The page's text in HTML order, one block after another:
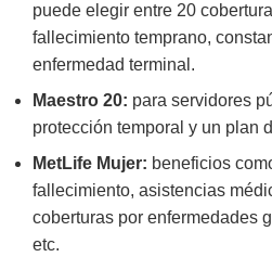
puede elegir entre 20
fallecimiento temprano,
enfermedad terminal.
Maestro 20: para servidores
protección temporal y un plan
MetLife Mujer: beneficios
fallecimiento, asistencias
coberturas por enfermedades
etc.